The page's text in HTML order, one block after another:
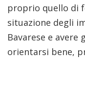
proprio quello di
situazione degli
Bavarese e
orientarsi bene,